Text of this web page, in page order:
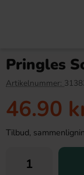
Köp
Pringles
Artikelnummer:
46.90
Tilbud,